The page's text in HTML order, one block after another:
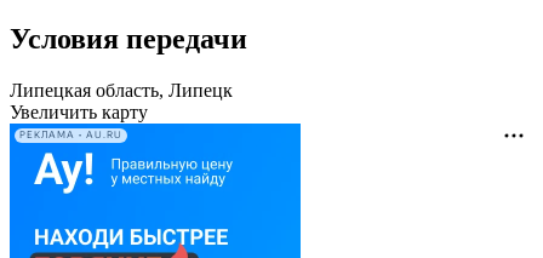
Условия передачи
Липецкая область, Липецк
Увеличить карту
РЕКЛАМА • AU.RU